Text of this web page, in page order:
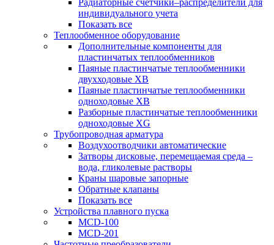
Радиаторные счетчики–распределители для
индивидуального учета
Показать все
Теплообменное оборудование
Дополнительные компоненты для
пластинчатых теплообменников
Паяные пластинчатые теплообменники
двухходовые XB
Паяные пластинчатые теплообменники
одноходовые ХВ
Разборные пластинчатые теплообменники
одноходовые ХG
Трубопроводная арматура
Воздухоотводчики автоматические
Затворы дисковые, перемещаемая среда –
вода, гликолевые растворы
Краны шаровые запорные
Обратные клапаны
Показать все
Устройства плавного пуска
MCD-100
MCD-201